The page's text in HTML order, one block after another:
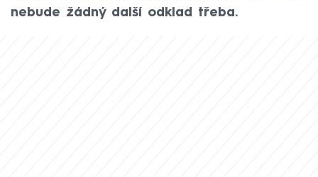
nebude žádný další odklad třeba.